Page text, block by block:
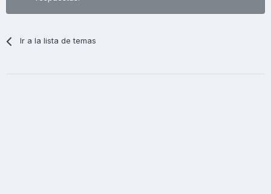
Ir a la lista de temas